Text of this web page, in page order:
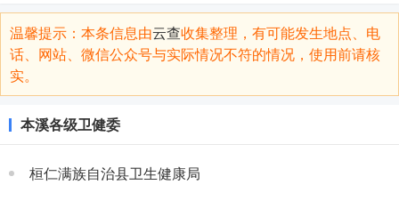
温馨提示：本条信息由云查收集整理，有可能发生地点、电
话、网站、微信公众号与实际情况不符的情况，使用前请核
实。
本溪各级卫健委
桓仁满族自治县卫生健康局